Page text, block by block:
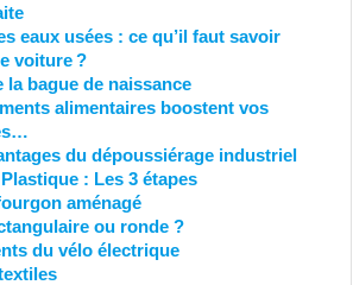
eaux usées : ce qu’il faut savoir
voiture ?
la bague de naissance
alimentaires boostent vos
du dépoussiérage industriel
: Les 3 étapes
aménagé
ou ronde ?
du vélo électrique